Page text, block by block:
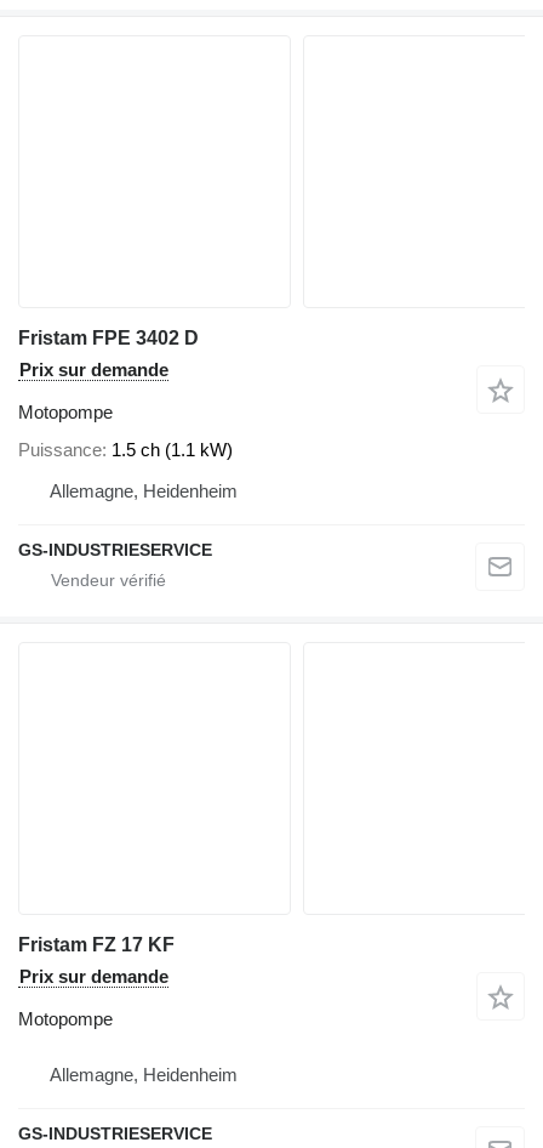
Fristam FPE 3402 D
Prix sur demande
Motopompe
Puissance 1.5 ch (1.1 kW)
Allemagne, Heidenheim
GS-INDUSTRIESERVICE
Fristam FZ 17 KF
Prix sur demande
Motopompe
Allemagne, Heidenheim
GS-INDUSTRIESERVICE